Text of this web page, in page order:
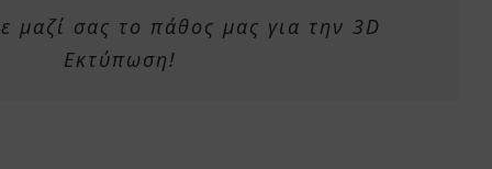
μαζί σας το πάθος μας για την 3D
Εκτύπωση!